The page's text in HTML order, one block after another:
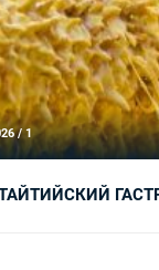
/ 1